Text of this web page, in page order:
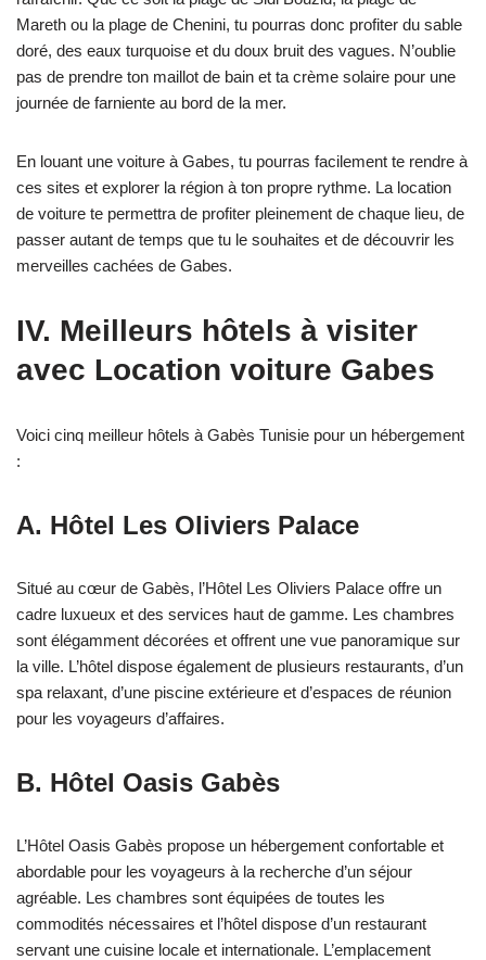
Mareth ou la plage de Chenini, tu pourras donc profiter du sable
doré, des eaux turquoise et du doux bruit des vagues. N’oublie
pas de prendre ton maillot de bain et ta crème solaire pour une
journée de farniente au bord de la mer.
En louant une voiture à Gabes, tu pourras facilement te rendre à
ces sites et explorer la région à ton propre rythme. La location
de voiture te permettra de profiter pleinement de chaque lieu, de
passer autant de temps que tu le souhaites et de découvrir les
merveilles cachées de Gabes.
IV. Meilleurs hôtels à visiter
avec Location voiture Gabes
Voici cinq meilleur hôtels à Gabès Tunisie pour un hébergement
:
A. Hôtel Les Oliviers Palace
Situé au cœur de Gabès, l’Hôtel Les Oliviers Palace offre un
cadre luxueux et des services haut de gamme. Les chambres
sont élégamment décorées et offrent une vue panoramique sur
la ville. L’hôtel dispose également de plusieurs restaurants, d’un
spa relaxant, d’une piscine extérieure et d’espaces de réunion
pour les voyageurs d’affaires.
B. Hôtel Oasis Gabès
L’Hôtel Oasis Gabès propose un hébergement confortable et
abordable pour les voyageurs à la recherche d’un séjour
agréable. Les chambres sont équipées de toutes les
commodités nécessaires et l’hôtel dispose d’un restaurant
servant une cuisine locale et internationale. L’emplacement